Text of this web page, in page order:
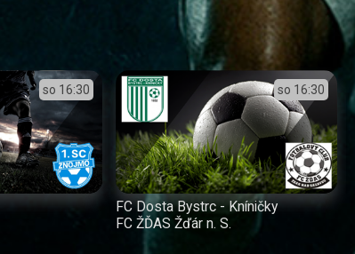
so 16:30 so 16:30
FC Dosta Bystrc - Kníničky
FC ŽĎAS Žďár n. S.